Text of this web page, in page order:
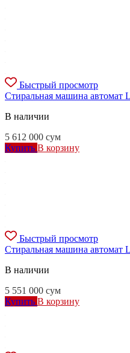
Быстрый просмотр
Стиральная машина автомат
В наличии
5 612 000 сум
Купить В корзину
Быстрый просмотр
Стиральная машина автомат
В наличии
5 551 000 сум
Купить В корзину